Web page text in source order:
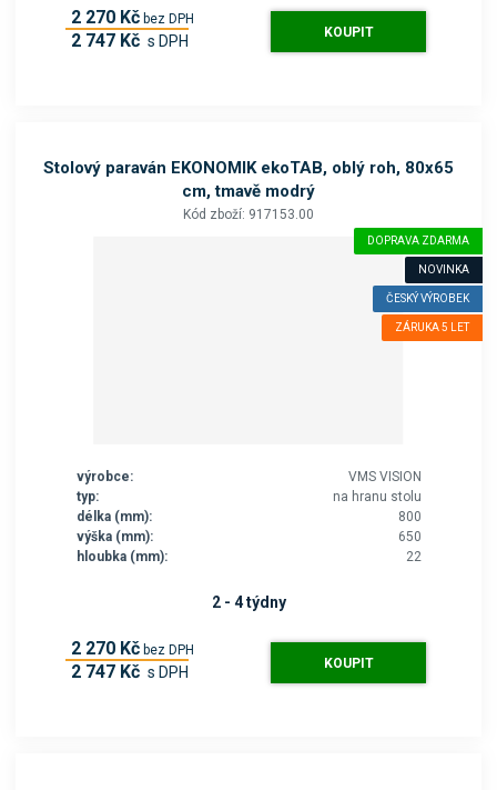
2 270 Kč bez DPH
2 747 Kč s DPH KOUPIT
Stolový paraván EKONOMIK ekoTAB, oblý roh, 80x65
cm, tmavě modrý
Kód zboží: 917153.00
DOPRAVA ZDARMA
NOVINKA
ČESKÝ VÝROBEK
ZÁRUKA 5 LET
výrobce:
VMS VISION
typ:
na hranu stolu
délka (mm):
800
výška (mm):
650
hloubka (mm):
22
2 - 4 týdny
2 270 Kč bez DPH
2 747 Kč s DPH KOUPIT